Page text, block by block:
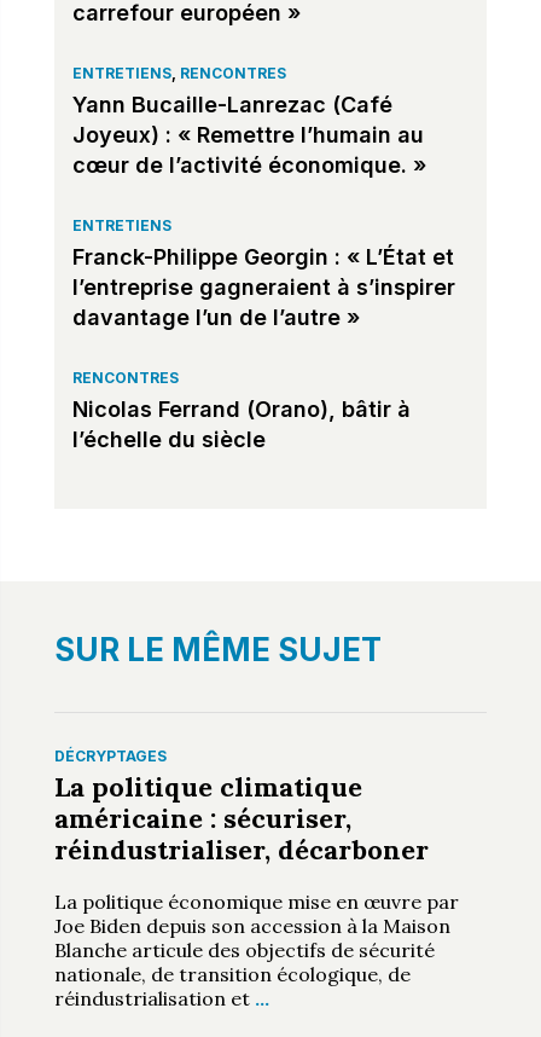
carrefour européen »
ENTRETIENS, RENCONTRES
Yann Bucaille-Lanrezac (Café
Joyeux) : « Remettre l’humain au
cœur de l’activité économique. »
ENTRETIENS
Franck-Philippe Georgin : « L’État et
l’entreprise gagneraient à s’inspirer
davantage l’un de l’autre »
RENCONTRES
Nicolas Ferrand (Orano), bâtir à
l’échelle du siècle
SUR LE MÊME SUJET
DÉCRYPTAGES
La politique climatique
américaine : sécuriser,
réindustrialiser, décarboner
La politique économique mise en œuvre par
Joe Biden depuis son accession à la Maison
Blanche articule des objectifs de sécurité
nationale, de transition écologique, de
réindustrialisation et …